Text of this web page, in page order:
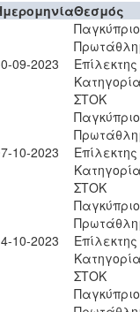
Θεσμός
09-2023
Παγκύπριο
Επίλεκτης
ΣΤΟΚ
10-2023
Παγκύπριο
Επίλεκτης
ΣΤΟΚ
10-2023
Παγκύπριο
Επίλεκτης
ΣΤΟΚ
Παγκύπριο